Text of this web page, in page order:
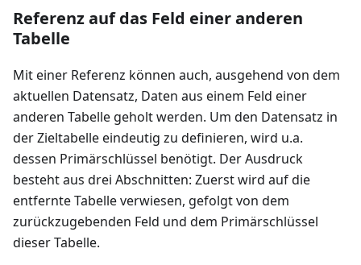
Referenz auf das Feld einer anderen
Tabelle
Mit einer Referenz können auch, ausgehend von dem
aktuellen Datensatz, Daten aus einem Feld einer
anderen Tabelle geholt werden. Um den Datensatz in
der Zieltabelle eindeutig zu definieren, wird u.a.
dessen Primärschlüssel benötigt. Der Ausdruck
besteht aus drei Abschnitten: Zuerst wird auf die
entfernte Tabelle verwiesen, gefolgt von dem
zurückzugebenden Feld und dem Primärschlüssel
dieser Tabelle.